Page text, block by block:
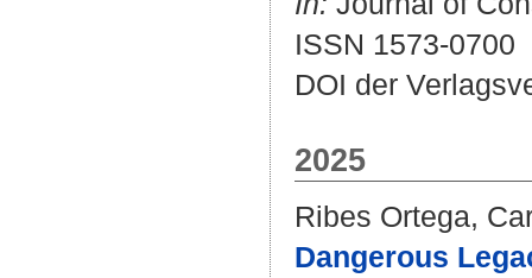
ISSN 1573-0700
DOI der
2025
Ribes Ortega,
Dangerous